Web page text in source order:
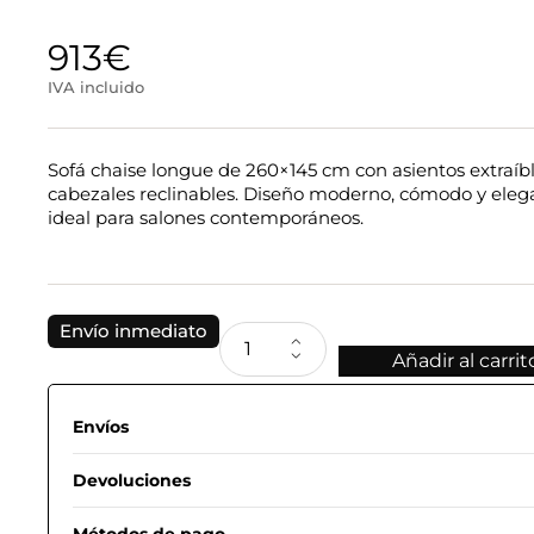
913€
IVA incluido
Sofá chaise longue de 260×145 cm con asientos
cabezales reclinables. Diseño moderno, cómodo y
ideal para salones contemporáneos.
Envío inmediato
Añadir al
Envíos
Devoluciones